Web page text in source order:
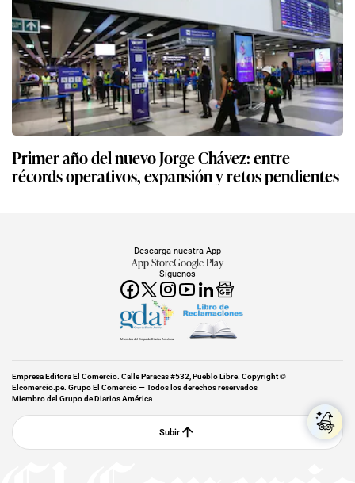
Primer año del nuevo Jorge Chávez: entre
récords operativos, expansión y retos pendientes
Síguenos
Descarga nuestra App
App StoreGoogle Play
Miembro del Grupo de Diarios América
Empresa Editora El Comercio. Calle Paracas #532, Pueblo Libre. Copyright ©
Elcomercio.pe. Grupo El Comercio — Todos los derechos reservados
Miembro del Grupo de Diarios América
Subir